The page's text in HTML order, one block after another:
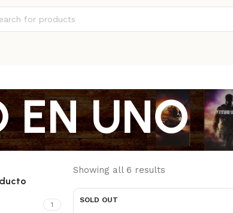
EN UNO
1
Showing all 6 results
SOLD OUT